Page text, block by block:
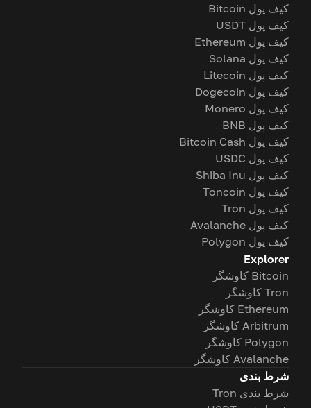
کیف پول Bitcoin
کیف پول USDT
کیف پول Ethereum
کیف پول Solana
کیف پول Litecoin
کیف پول Dogecoin
کیف پول Monero
کیف پول BNB
کیف پول Bitcoin Cash
کیف پول USDC
کیف پول Shiba Inu
کیف پول Toncoin
کیف پول Tron
کیف پول Avalanche
کیف پول Polygon
Explorer
Bitcoin کاوشگر
Tron کاوشگر
Ethereum کاوشگر
Arbitrum کاوشگر
Polygon کاوشگر
Avalanche کاوشگر
شرط بندی
شرط بندی Tron